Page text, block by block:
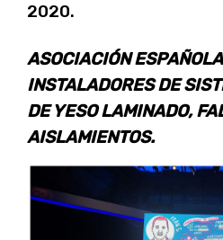
2020.
ASOCIACIÓN
INSTALADORES DE
DE YESO LAMINADO,
AISLAMIENTOS.